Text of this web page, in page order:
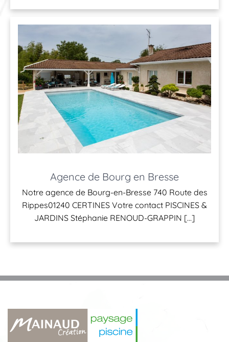
Agence de Bourg en Bresse
Notre agence de Bourg-en-Bresse 740 Route des
Rippes01240 CERTINES Votre contact PISCINES &
JARDINS Stéphanie RENOUD-GRAPPIN […]